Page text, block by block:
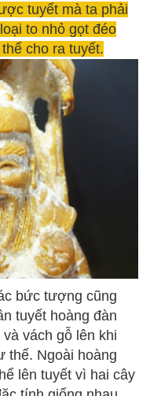
tuyết mà ta phải
to nhỏ gọt đéo
cho ra tuyết.
bức tượng cũng
tuyết hoàng đàn
vách gỗ lên khi
thế. Ngoài hoàng
lên tuyết vì hai cây